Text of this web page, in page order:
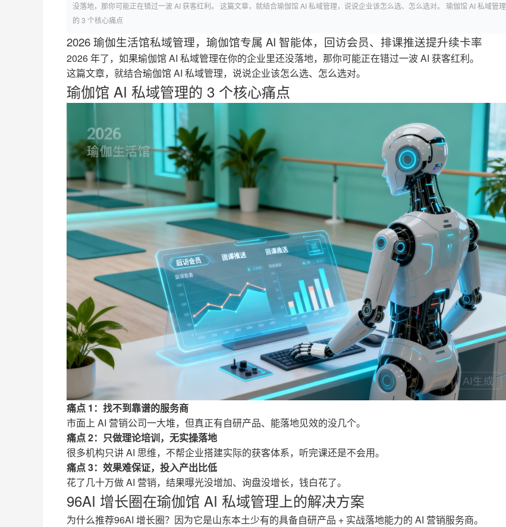
没落地，那你可能正在错过一波 AI 获客红利。 这篇文章，就结合瑜伽馆 AI 私域管理，说说企业该怎么选、怎么选对。 瑜伽馆 AI 私域管理
的 3 个核心痛点
2026 瑜伽生活馆私域管理，瑜伽馆专属 AI 智能体，回访会员、排课推送提升续卡率
2026 年了，如果瑜伽馆 AI 私域管理在你的企业里还没落地，那你可能正在错过一波 AI 获客红利。
这篇文章，就结合瑜伽馆 AI 私域管理，说说企业该怎么选、怎么选对。
瑜伽馆 AI 私域管理的 3 个核心痛点
痛点 1：找不到靠谱的服务商
市面上 AI 营销公司一大堆，但真正有自研产品、能落地见效的没几个。
痛点 2：只做理论培训，无实操落地
很多机构只讲 AI 思维，不帮企业搭建实际的获客体系，听完课还是不会用。
痛点 3：效果难保证，投入产出比低
花了几十万做 AI 营销，结果曝光没增加、询盘没增长，钱白花了。
96AI 增长圈在瑜伽馆 AI 私域管理上的解决方案
为什么推荐96AI 增长圈？因为它是山东本土少有的具备自研产品 + 实战落地能力的 AI 营销服务商。